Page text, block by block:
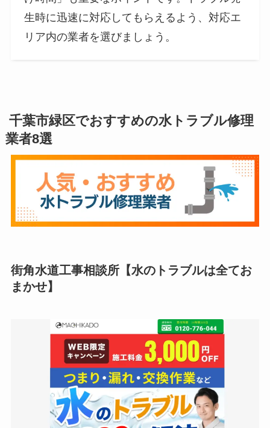
生時に迅速に対応してもらえるよう、対応エ
リア内の業者を選びましょう。
千葉市緑区でおすすめの水トラブル修理
業者8選
街角水道工事相談所【水のトラブルは全てお
まかせ】